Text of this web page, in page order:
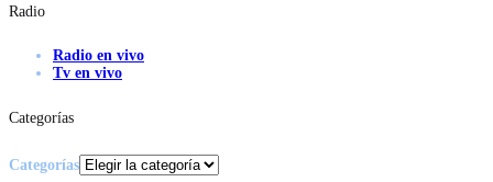
Radio
Radio en vivo
Tv en vivo
Categorías
Categorías